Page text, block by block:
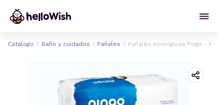
Catálogo Baño y cuidados Pañales Pañales ecológicos Pingo -